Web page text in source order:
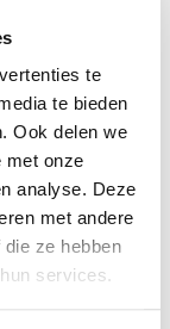
te
te bieden
Ook delen we
met onze
analyse. Deze
met andere
ze hebben
services.